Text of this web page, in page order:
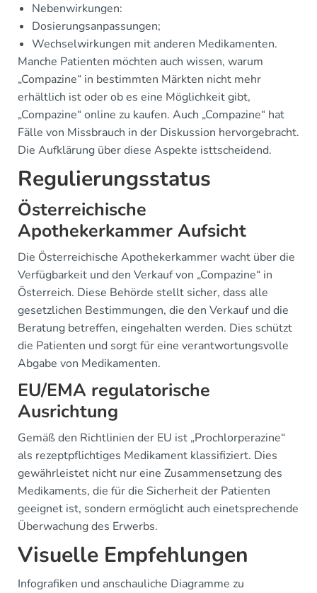
Nebenwirkungen:
Dosierungsanpassungen;
Wechselwirkungen mit anderen Medikamenten.
Manche Patienten möchten auch wissen, warum
„Compazine“ in bestimmten Märkten nicht mehr
erhältlich ist oder ob es eine Möglichkeit gibt,
„Compazine“ online zu kaufen. Auch „Compazine“ hat
Fälle von Missbrauch in der Diskussion hervorgebracht.
Die Aufklärung über diese Aspekte isttscheidend.
Regulierungsstatus
Österreichische
Apothekerkammer Aufsicht
Die Österreichische Apothekerkammer wacht über die
Verfügbarkeit und den Verkauf von „Compazine“ in
Österreich. Diese Behörde stellt sicher, dass alle
gesetzlichen Bestimmungen, die den Verkauf und die
Beratung betreffen, eingehalten werden. Dies schützt
die Patienten und sorgt für eine verantwortungsvolle
Abgabe von Medikamenten.
EU/EMA regulatorische
Ausrichtung
Gemäß den Richtlinien der EU ist „Prochlorperazine“
als rezeptpflichtiges Medikament klassifiziert. Dies
gewährleistet nicht nur eine Zusammensetzung des
Medikaments, die für die Sicherheit der Patienten
geeignet ist, sondern ermöglicht auch einetsprechende
Überwachung des Erwerbs.
Visuelle Empfehlungen
Infografiken und anschauliche Diagramme zu